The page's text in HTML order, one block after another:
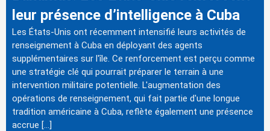
leur présence d’intelligence à Cuba
Les États-Unis ont récemment intensifié leurs activités de
renseignement à Cuba en déployant des agents
supplémentaires sur l'île. Ce renforcement est perçu comme
une stratégie clé qui pourrait préparer le terrain à une
intervention militaire potentielle. L'augmentation des
opérations de renseignement, qui fait partie d'une longue
tradition américaine à Cuba, reflète également une présence
accrue […]